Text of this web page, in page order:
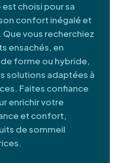
choisi pour sa
confort inégalé et
vous recherchiez
ensachés, en
forme ou hybride,
solutions adaptées à
Faites confiance
enrichir votre
et confort,
de sommeil